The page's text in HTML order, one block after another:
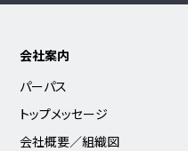
会社案内
パーパス
トップメッセージ
会社概要／組織図